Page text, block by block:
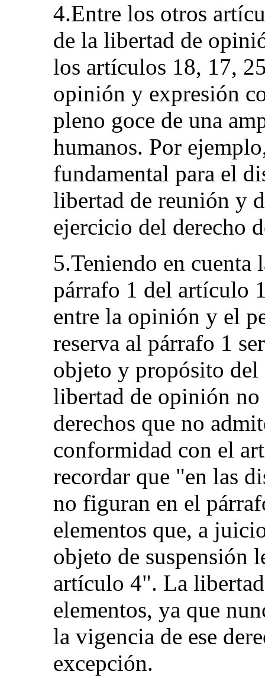
4.Entre los otros
de la libertad de
los artículos 18, 17,
opinión y expresión
pleno goce de una
humanos. Por
fundamental para el
libertad de reunión y
ejercicio del derecho
5.Teniendo en cuenta
párrafo 1 del artículo
entre la opinión y el
reserva al párrafo 1
objeto y propósito del
libertad de opinión no
derechos que no
conformidad con el
recordar que "en las
no figuran en el
elementos que, a
objeto de suspensión
artículo 4". La
elementos, ya que
la vigencia de ese
excepción.